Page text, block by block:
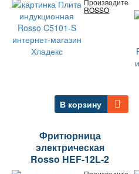
Производитель:
ROSSO
В корзину
Фритюрница
электрическая
Rosso HEF-12L-2